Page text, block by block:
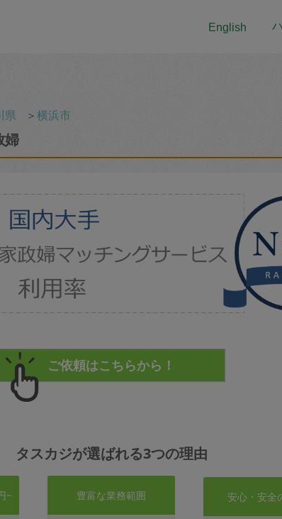
English
県 ＞横浜市
婦
タスカジが選ばれる3つの理由
~ 豊富な業務範囲 安心・安全